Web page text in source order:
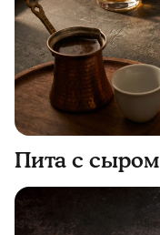
Пита с сыром